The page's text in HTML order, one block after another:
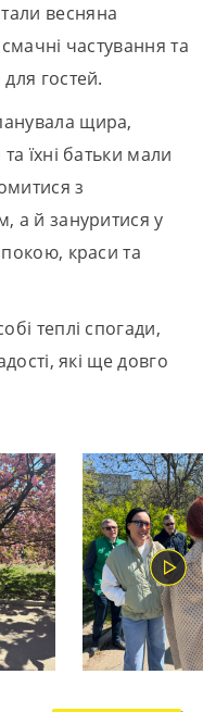
весняна
частування та
гостей.
щира,
їхні батьки мали
з
а й зануритися у
краси та
теплі спогади,
які ще довго